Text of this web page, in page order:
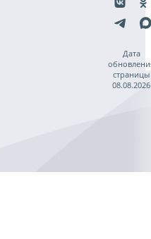
Дата
страницы
08.08.2026